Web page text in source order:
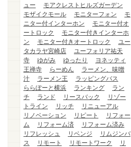
ュー
モアクレストヒルズガーデン
モザイクモール
モニターフォン
モ
ニター付インターホン
モニター付オ
ートロック
モニター付きインターホ
ン
モニター付きオートロック
ユー
タカラヤ宮崎店
ユーフォリア祐天
寺
ゆがみ ゆったり
ヨネッティ
王禅寺
らーめん
ラーメン、味噌
汁
ラーメン王
ラッピングバス
ららぽーと横浜
ランキング
ラン
チ
ランド リースバック
リゾー
トライン
リッチ
リニューアル
リノベーション
リピート
リフォー
ム
リフォーム済
リフォーム済み
リフレッシュ
リベンジ
リムジンバ
ス
リモート リモートワーク
リ